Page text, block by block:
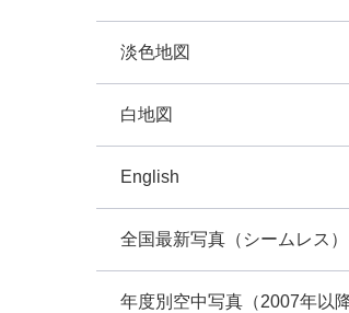
淡色地図
白地図
English
全国最新写真（シームレス）
年度別空中写真（2007年以降